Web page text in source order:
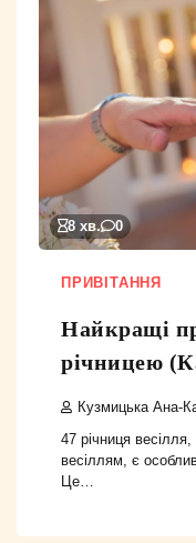
8 хв. 0
ПРИВІТАННЯ
Найкращі
річницею
Кузмицька Ана-
47 річниця
весіллям, є
Це…